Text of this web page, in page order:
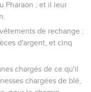
Pharaon ; et il leur
de rechange ;
d'argent, et cinq
chargés de ce qu'il
chargées de blé,